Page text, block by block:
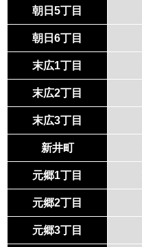
朝日5丁目
朝日6丁目
末広1丁目
末広2丁目
末広3丁目
新井町
元郷1丁目
元郷2丁目
元郷3丁目